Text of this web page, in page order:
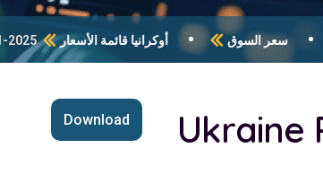
سعر السوق أوكرانيا قائمة الأسعار 2025
Ukraine
Download